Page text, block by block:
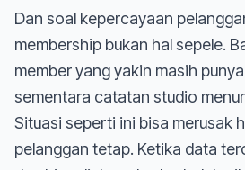
Dan soal kepercayaan
membership bukan hal sepele.
member yang yakin masih
sementara catatan studio
Situasi seperti ini bisa merusak
pelanggan tetap. Ketika data